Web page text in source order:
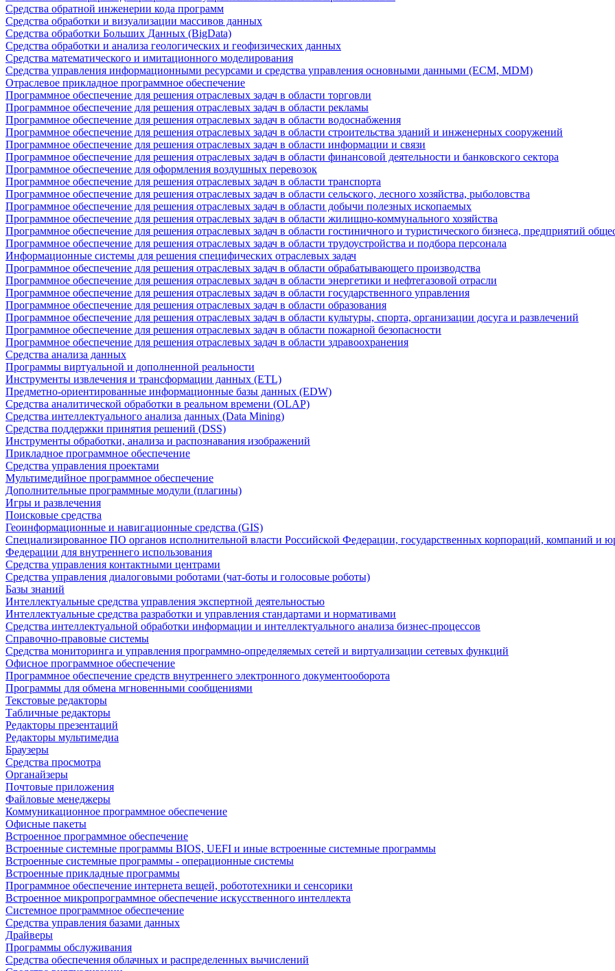
Средства обратной инженерии кода программ
Средства обработки и визуализации массивов данных
Средства обработки Больших Данных (BigData)
Средства обработки и анализа геологических и геофизических данных
Средства математического и имитационного моделирования
Средства управления информационными ресурсами и средства управления основными данными (ECM, MDM)
Отраслевое прикладное программное обеспечение
Программное обеспечение для решения отраслевых задач в области торговли
Программное обеспечение для решения отраслевых задач в области рекламы
Программное обеспечение для решения отраслевых задач в области водоснабжения
Программное обеспечение для решения отраслевых задач в области строительства зданий и инженерных сооружений
Программное обеспечение для решения отраслевых задач в области информации и связи
Программное обеспечение для решения отраслевых задач в области финансовой деятельности и банковского сектора
Программное обеспечение для оформления воздушных перевозок
Программное обеспечение для решения отраслевых задач в области транспорта
Программное обеспечение для решения отраслевых задач в области сельского, лесного хозяйства, рыболовства
Программное обеспечение для решения отраслевых задач в области добычи полезных ископаемых
Программное обеспечение для решения отраслевых задач в области жилищно-коммунального хозяйства
Программное обеспечение для решения отраслевых задач в области гостиничного и туристического бизнеса, предприятий
Программное обеспечение для решения отраслевых задач в области трудоустройства и подбора персонала
Информационные системы для решения специфических отраслевых задач
Программное обеспечение для решения отраслевых задач в области обрабатывающего производства
Программное обеспечение для решения отраслевых задач в области энергетики и нефтегазовой отрасли
Программное обеспечение для решения отраслевых задач в области государственного управления
Программное обеспечение для решения отраслевых задач в области образования
Программное обеспечение для решения отраслевых задач в области культуры, спорта, организации досуга и развлечений
Программное обеспечение для решения отраслевых задач в области пожарной безопасности
Программное обеспечение для решения отраслевых задач в области здравоохранения
Средства анализа данных
Программы виртуальной и дополненной реальности
Инструменты извлечения и трансформации данных (ETL)
Предметно-ориентированные информационные базы данных (EDW)
Средства аналитической обработки в реальном времени (OLAP)
Средства интеллектуального анализа данных (Data Mining)
Средства поддержки принятия решений (DSS)
Инструменты обработки, анализа и распознавания изображений
Прикладное программное обеспечение
Средства управления проектами
Мультимедийное программное обеспечение
Дополнительные программные модули (плагины)
Игры и развлечения
Поисковые средства
Геоинформационные и навигационные средства (GIS)
Специализированное ПО органов исполнительной власти Российской Федерации, государственных корпораций, компаний и
Федерации для внутреннего использования
Средства управления контактными центрами
Средства управления диалоговыми роботами (чат-боты и голосовые роботы)
Базы знаний
Интеллектуальные средства управления экспертной деятельностью
Интеллектуальные средства разработки и управления стандартами и нормативами
Средства интеллектуальной обработки информации и интеллектуального анализа бизнес-процессов
Справочно-правовые системы
Средства мониторинга и управления программно-определяемых сетей и виртуализации сетевых функций
Офисное программное обеспечение
Программное обеспечение средств внутреннего электронного документооборота
Программы для обмена мгновенными сообщениями
Текстовые редакторы
Табличные редакторы
Редакторы презентаций
Редакторы мультимедиа
Браузеры
Средства просмотра
Органайзеры
Почтовые приложения
Файловые менеджеры
Коммуникационное программное обеспечение
Офисные пакеты
Встроенное программное обеспечение
Встроенные системные программы BIOS, UEFI и иные встроенные системные программы
Встроенные системные программы - операционные системы
Встроенные прикладные программы
Программное обеспечение интернета вещей, робототехники и сенсорики
Встроенное микропрограммное обеспечение искусственного интеллекта
Системное программное обеспечение
Средства управления базами данных
Драйверы
Программы обслуживания
Средства обеспечения облачных и распределенных вычислений